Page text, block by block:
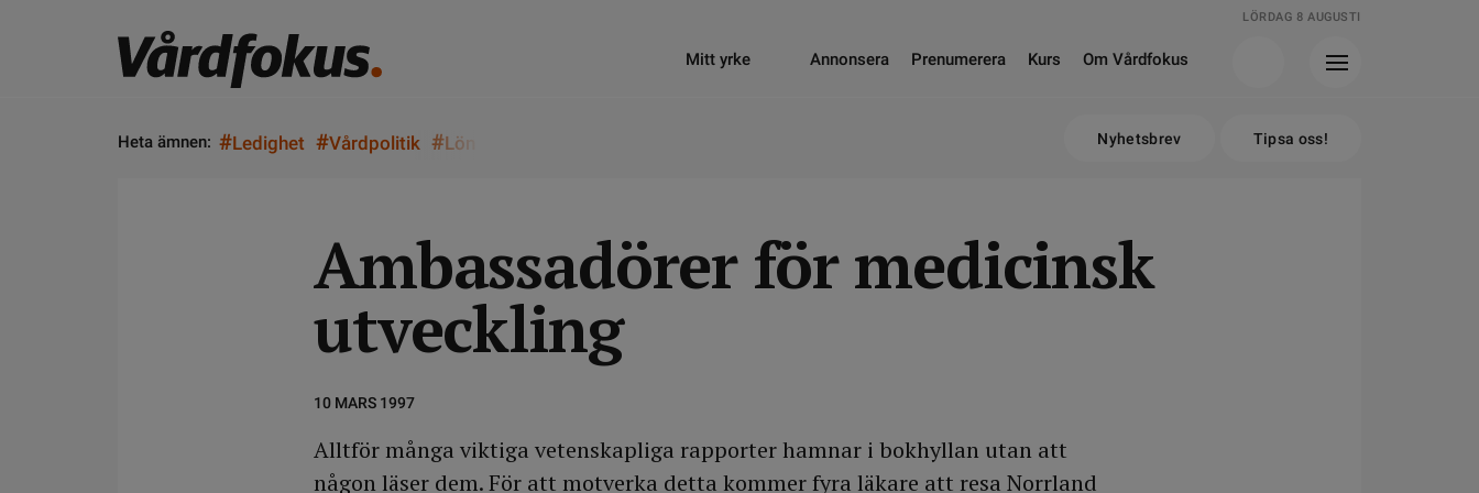
LÖRDAG 8 AUGUSTI
Mitt yrke Annonsera Prenumerera Kurs Om Vårdfokus
Heta ämnen: #Ledighet #Vårdpolitik #Lön Nyhetsbrev Tipsa oss!
Ambassadörer för medicinsk
utveckling
10 MARS 1997
Alltför många viktiga vetenskapliga rapporter hamnar i bokhyllan utan att
någon läser dem. För att motverka detta kommer fyra läkare att resa Norrland